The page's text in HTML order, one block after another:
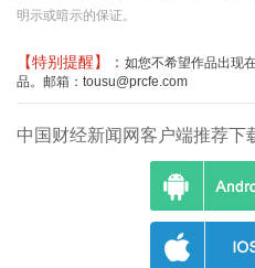
明示或暗示的保证。
【特别提醒】： 如您不希望作品出现
品。邮箱：tousu@prcfe.com
中国财经新闻网客户端推荐下